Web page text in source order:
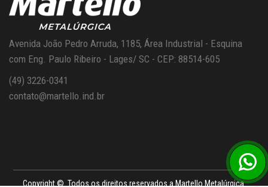
Avenida João Pedro Arruda, 1185, Área Industrial - Esquina
com Eng. Paulo Ribeiro - Lages/ SC - CEP: 88514-605
(49) 3226-0341
contato@martello.ind.br
Copyright ©. Todos os direitos reservados a Martello Metalúrgica.